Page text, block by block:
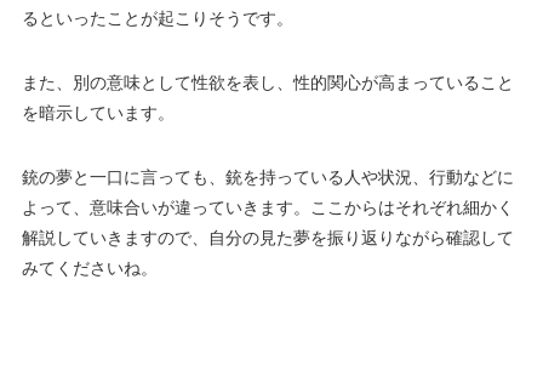
るといったことが起こりそうです。
また、別の意味として性欲を表し、性的関心が高まっていること
を暗示しています。
銃の夢と一口に言っても、銃を持っている人や状況、行動などに
よって、意味合いが違っていきます。ここからはそれぞれ細かく
解説していきますので、自分の見た夢を振り返りながら確認して
みてくださいね。